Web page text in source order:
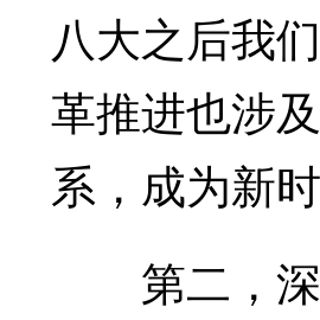
八大之后我
革推进也涉
系，成为新
第二，深